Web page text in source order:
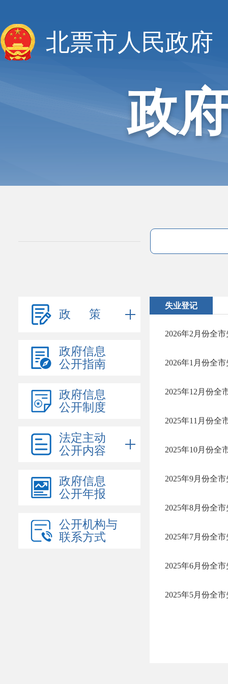
北票市人民政府
政
政 策
政府信息
公开指南
政府信息
公开制度
法定主动
公开内容
政府信息
公开年报
公开机构与
联系方式
失业登记
2026年2月份全
2026年1月份全
2025年12月份全
2025年11月份全
2025年10月份全
2025年9月份全
2025年8月份全
2025年7月份全
2025年6月份全
2025年5月份全